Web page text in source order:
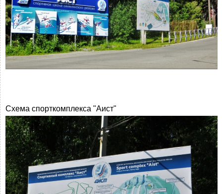
Схема спорткомплекса "Аист"